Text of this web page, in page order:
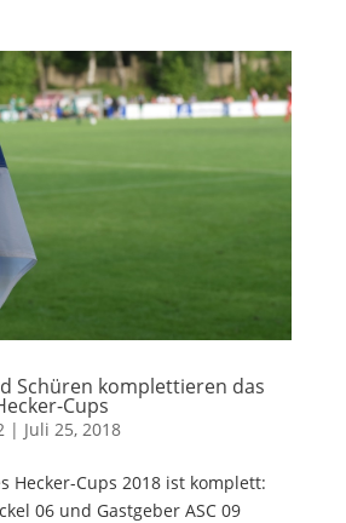
Schüren komplettieren das
Cups
| Juli 25, 2018
Hecker-Cups 2018 ist komplett:
06 und Gastgeber ASC 09